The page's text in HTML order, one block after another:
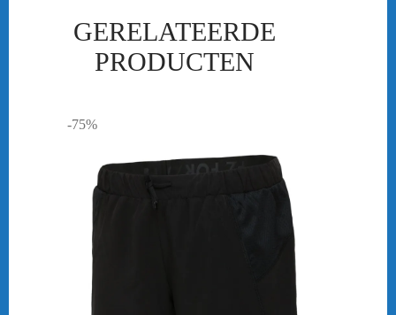
GERELATEERDE
PRODUCTEN
-75%